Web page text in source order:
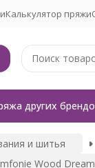
Калькулятор пряжи
других
и шитья
Wood